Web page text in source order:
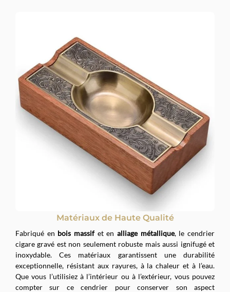
Matériaux de Haute Qualité
Fabriqué en bois massifet enalliage métallique, le cendrier
cigare gravé est non seulement robuste mais aussi ignifugé et
inoxydable. Ces matériaux garantissent une durabilité
exceptionnelle, résistant aux rayures, à la chaleur et à l’eau.
Que vous l’utilisiez à l’intérieur ou à l’extérieur, vous pouvez
compter sur ce cendrier pour conserver son aspect